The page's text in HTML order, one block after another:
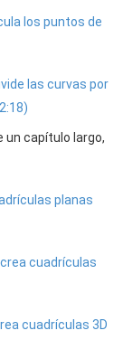
los puntos de
las curvas por
un capítulo largo,
planas
cuadrículas
cuadrículas 3D